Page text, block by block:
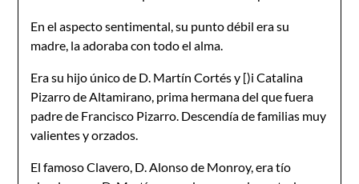
En el aspecto sentimental, su punto débil era su
madre, la adoraba con todo el alma.
Era su hijo único de D. Martín Cortés y [)i Catalina
Pizarro de Altamirano, prima hermana del que fuera
padre de Francisco Pizarro. Descendía de familias muy
valientes y orzados.
El famoso Clavero, D. Alonso de Monroy, era tío